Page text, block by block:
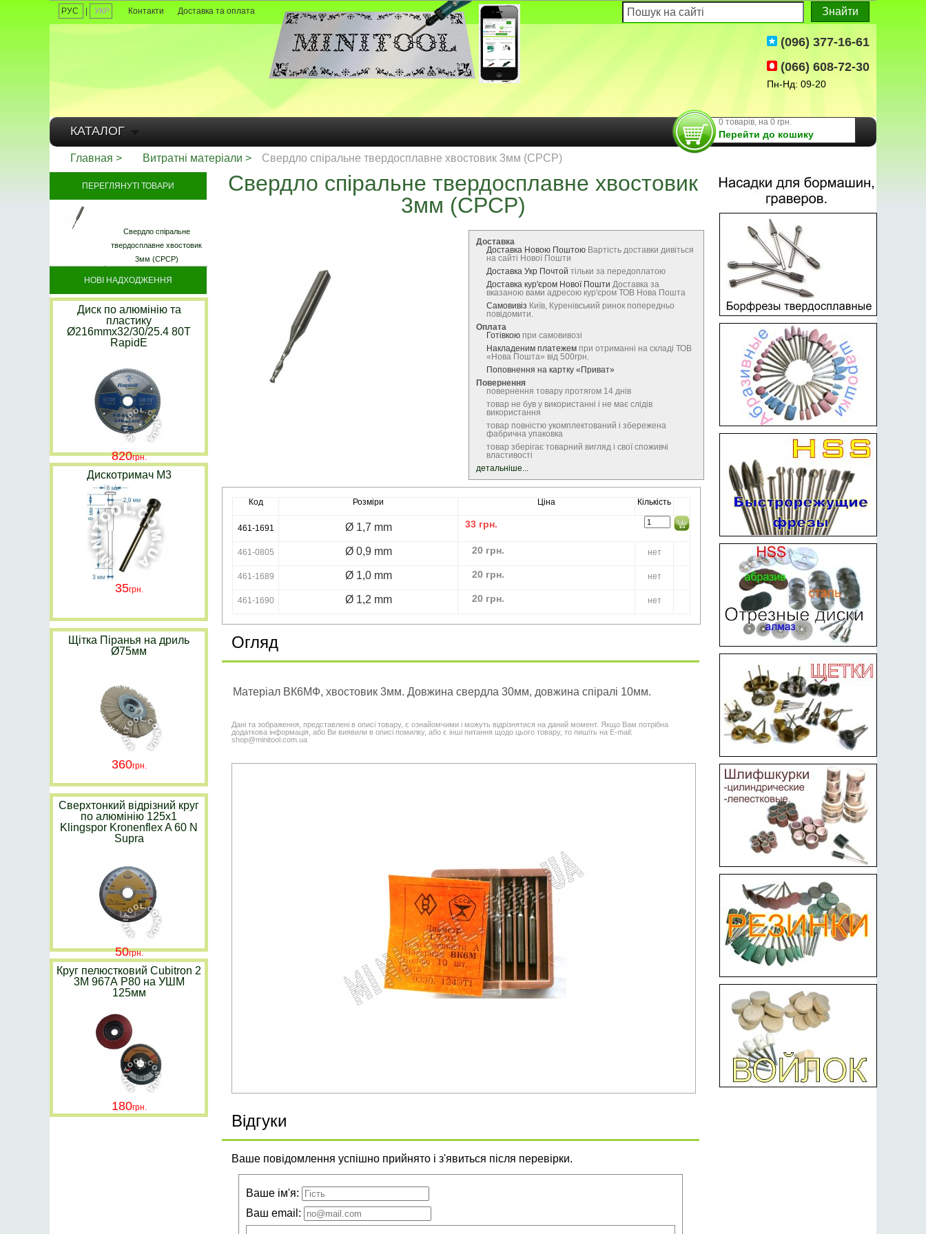
РУС УКР Контакти Доставка та оплата
(096) 377-16-61
(066) 608-72-30
Пн-Нд: 09-20
0 товарів, на 0 грн.
Перейти до кошику
КАТАЛОГ
Главная Витратні матеріали Свердло спіральне твердосплавне хвостовик 3мм (СРСР)
Свердло спіральне твердосплавне хвостовик
3мм (СРСР)
Доставка
Доставка Новою Поштою Вартість доставки дивіться
на сайті Нової Пошти
Доставка Укр Почтой тільки за передоплатою
Доставка кур'єром Нової Пошти Доставка за
вказаною вами адресою кур'єром ТОВ Нова Пошта
Самовивіз Київ, Куренівський ринок попередньо
повідомити.
Оплата
Готівкою при самовивозі
Накладеним платежем при отриманні на складі ТОВ
«Нова Пошта» від 500грн.
Поповнення на картку «Приват»
Повернення
повернення товару протягом 14 днів
товар не був у використанні і не має слідів
використання
товар повністю укомплектований і збережена
фабрична упаковка
товар зберігає товарний вигляд і свої споживчі
властивості
детальніше...
Код Розміри Ціна Кількість
461-1691 Ø 1,7 mm 33 грн.
461-0805 Ø 0,9 mm 20 грн. нет
461-1689 Ø 1,0 mm 20 грн. нет
461-1690 Ø 1,2 mm 20 грн. нет
Огляд
Матеріал ВК6МФ, хвостовик 3мм. Довжина свердла 30мм, довжина спіралі 10мм.
Дані та зображення, представлені в описі товару, є ознайомчими і можуть відрізнятися на даний момент. Якщо Вам потрібна
додаткова інформація, або Ви виявили в описі помилку, або є інші питання щодо цього товару, то пишіть на E-mail:
shop@minitool.com.ua
Відгуки
Ваше повідомлення успішно прийнято і з'явиться після перевірки.
Ваше ім'я:
Ваш email:
ПЕРЕГЛЯНУТІ ТОВАРИ
Свердло спіральне
твердосплавне хвостовик
3мм (СРСР)
НОВІ НАДХОДЖЕННЯ
Диск по алюмінію та
пластику
Ø216mmx32/30/25.4 80T
RapidE
820
Дискотримач M3
35
Щітка Піранья на дриль
Ø75мм
360
Сверхтонкий відрізний круг
по алюмінію 125х1
Klingspor Kronenflex A 60 N
Supra
50
Круг пелюстковий Cubitron 2
3M 967А P80 на УШМ
125мм
180